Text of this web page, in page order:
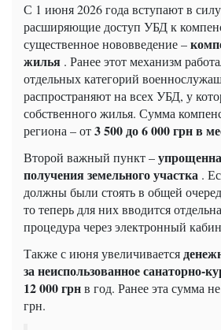
С 1 июня 2026 года вступают в
расширяющие доступ УБД к
существенное нововведение –
жилья . Ранее этот механизм
отдельных категорий
распространяют на всех УБД, у
собственного жилья. Сумма
региона – от3 500 до 6 000 грн в
Второй важный пункт –
получения земельного участка .
должны были стоять в общей
то теперь для них вводится
процедура через электронный
Также с июня увеличивается
за неиспользованное санаторно-
12 000 грнв год. Ранее эта сумма
грн.